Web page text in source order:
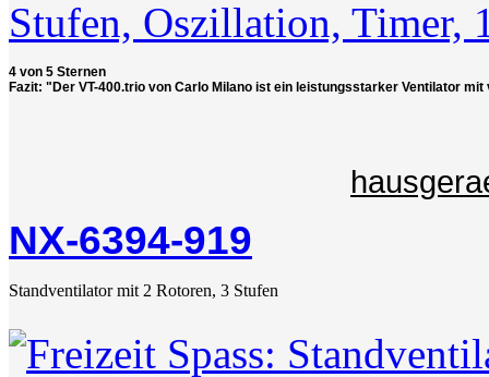
4 von 5 Sternen
Fazit: "Der VT-400.trio von Carlo Milano ist ein leistungsstarker Ventilator
NX-6394-919
Standventilator mit 2 Rotoren, 3 Stufen